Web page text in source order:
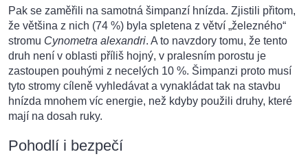
Pak se zaměřili na samotná šimpanzí hnízda. Zjistili přitom,
že většina z nich (74 %) byla spletena z větví „železného“
stromu Cynometra alexandri. A to navzdory tomu, že tento
druh není v oblasti příliš hojný, v pralesním porostu je
zastoupen pouhými z necelých 10 %. Šimpanzi proto musí
tyto stromy cíleně vyhledávat a vynakládat tak na stavbu
hnízda mnohem víc energie, než kdyby použili druhy, které
mají na dosah ruky.
Pohodlí i bezpečí